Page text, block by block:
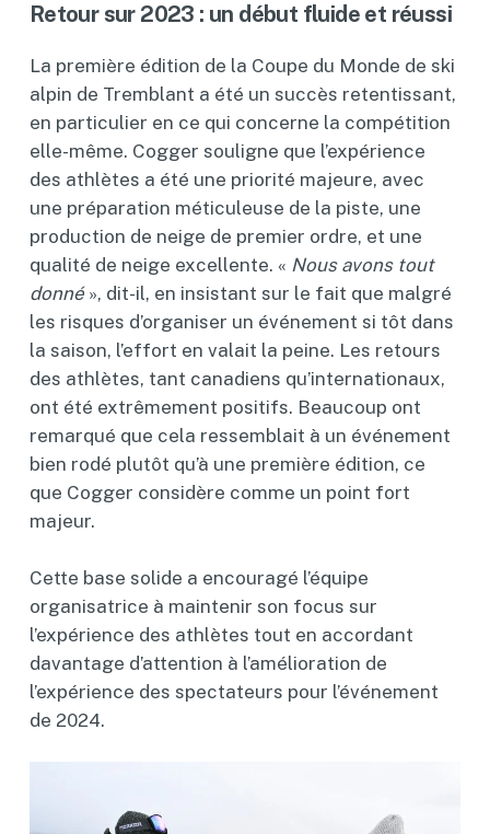
Retour sur 2023 : un début fluide et réussi
La première édition de la Coupe du Monde de ski
alpin de Tremblant a été un succès retentissant,
en particulier en ce qui concerne la compétition
elle-même. Cogger souligne que l’expérience
des athlètes a été une priorité majeure, avec
une préparation méticuleuse de la piste, une
production de neige de premier ordre, et une
qualité de neige excellente. « Nous avons tout
donné», dit-il, en insistant sur le fait que malgré
les risques d’organiser un événement si tôt dans
la saison, l’effort en valait la peine. Les retours
des athlètes, tant canadiens qu’internationaux,
ont été extrêmement positifs. Beaucoup ont
remarqué que cela ressemblait à un événement
bien rodé plutôt qu’à une première édition, ce
que Cogger considère comme un point fort
majeur.
Cette base solide a encouragé l’équipe
organisatrice à maintenir son focus sur
l’expérience des athlètes tout en accordant
davantage d’attention à l’amélioration de
l’expérience des spectateurs pour l’événement
de 2024.